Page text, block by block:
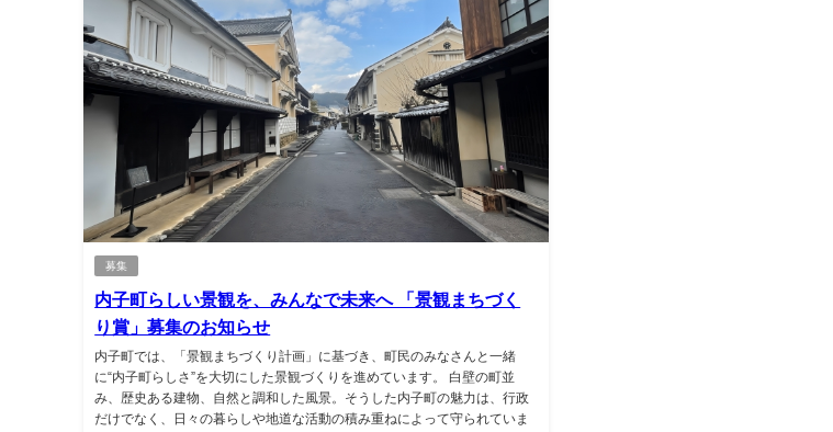
募集
内子町らしい景観を、みんなで未来へ 「景観まちづく
り賞」募集のお知らせ
内子町では、「景観まちづくり計画」に基づき、町民のみなさんと一緒
に“内子町らしさ”を大切にした景観づくりを進めています。 白壁の町並
み、歴史ある建物、自然と調和した風景。そうした内子町の魅力は、行政
だけでなく、日々の暮らしや地道な活動の積み重ねによって守られていま